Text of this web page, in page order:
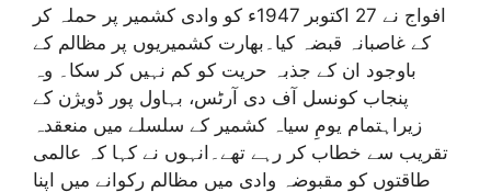
افواج نے 27 اکتوبر 1947ء کو وادی کشمیر پر حملہ کر
کے غاصبانہ قبضہ کیا۔بھارت کشمیریوں پر مظالم کے
باوجود ان کے جذبہ حریت کو کم نہیں کر سکا۔ وہ
پنجاب کونسل آف دی آرٹس، بہاول پور ڈویژن کے
زیراہتمام یومِ سیاہ کشمیر کے سلسلے میں منعقدہ
تقریب سے خطاب کر رہے تھے۔انہوں نے کہا کہ عالمی
طاقتوں کو مقبوضہ وادی میں مظالم رکوانے میں اپنا